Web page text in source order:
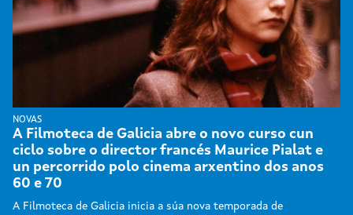
NOVAS
A Filmoteca de Galicia abre o novo curso cun
ciclo sobre o director francés Maurice Pialat e
un percorrido polo cinema arxentino dos anos
60 e 70
A Filmoteca de Galicia inicia a súa nova temporada de